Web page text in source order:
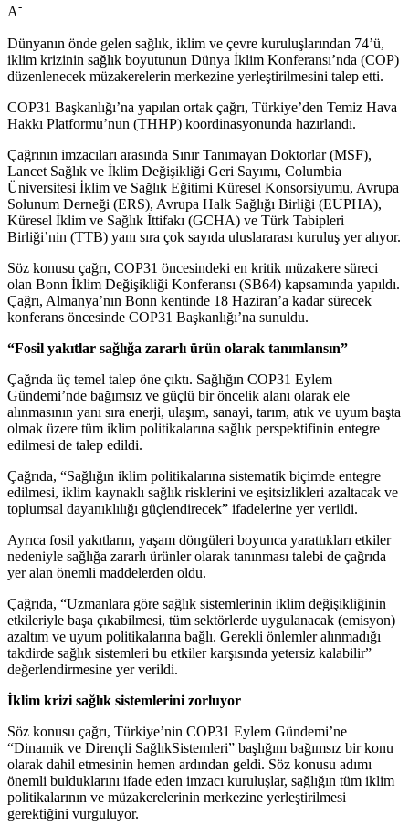
A-
Dünyanın önde gelen sağlık, iklim ve çevre kuruluşlarından 74’ü,
iklim krizinin sağlık boyutunun Dünya İklim Konferansı’nda (COP)
düzenlenecek müzakerelerin merkezine yerleştirilmesini talep etti.
COP31 Başkanlığı’na yapılan ortak çağrı, Türkiye’den Temiz Hava
Hakkı Platformu’nun (THHP) koordinasyonunda hazırlandı.
Çağrının imzacıları arasında Sınır Tanımayan Doktorlar (MSF),
Lancet Sağlık ve İklim Değişikliği Geri Sayımı, Columbia
Üniversitesi İklim ve Sağlık Eğitimi Küresel Konsorsiyumu, Avrupa
Solunum Derneği (ERS), Avrupa Halk Sağlığı Birliği (EUPHA),
Küresel İklim ve Sağlık İttifakı (GCHA) ve Türk Tabipleri
Birliği’nin (TTB) yanı sıra çok sayıda uluslararası kuruluş yer alıyor.
Söz konusu çağrı, COP31 öncesindeki en kritik müzakere süreci
olan Bonn İklim Değişikliği Konferansı (SB64) kapsamında yapıldı.
Çağrı, Almanya’nın Bonn kentinde 18 Haziran’a kadar sürecek
konferans öncesinde COP31 Başkanlığı’na sunuldu.
“Fosil yakıtlar sağlığa zararlı ürün olarak tanımlansın”
Çağrıda üç temel talep öne çıktı. Sağlığın COP31 Eylem
Gündemi’nde bağımsız ve güçlü bir öncelik alanı olarak ele
alınmasının yanı sıra enerji, ulaşım, sanayi, tarım, atık ve uyum başta
olmak üzere tüm iklim politikalarına sağlık perspektifinin entegre
edilmesi de talep edildi.
Çağrıda, “Sağlığın iklim politikalarına sistematik biçimde entegre
edilmesi, iklim kaynaklı sağlık risklerini ve eşitsizlikleri azaltacak ve
toplumsal dayanıklılığı güçlendirecek” ifadelerine yer verildi.
Ayrıca fosil yakıtların, yaşam döngüleri boyunca yarattıkları etkiler
nedeniyle sağlığa zararlı ürünler olarak tanınması talebi de çağrıda
yer alan önemli maddelerden oldu.
Çağrıda, “Uzmanlara göre sağlık sistemlerinin iklim değişikliğinin
etkileriyle başa çıkabilmesi, tüm sektörlerde uygulanacak (emisyon)
azaltım ve uyum politikalarına bağlı. Gerekli önlemler alınmadığı
takdirde sağlık sistemleri bu etkiler karşısında yetersiz kalabilir”
değerlendirmesine yer verildi.
İklim krizi sağlık sistemlerini zorluyor
Söz konusu çağrı, Türkiye’nin COP31 Eylem Gündemi’ne
“Dinamik ve Dirençli SağlıkSistemleri” başlığını bağımsız bir konu
olarak dahil etmesinin hemen ardından geldi. Söz konusu adımı
önemli bulduklarını ifade eden imzacı kuruluşlar, sağlığın tüm iklim
politikalarının ve müzakerelerinin merkezine yerleştirilmesi
gerektiğini vurguluyor.